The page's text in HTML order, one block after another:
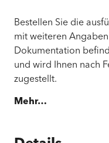
Bestellen Sie die
mit weiteren
Dokumentation
und wird Ihnen nach
zugestellt.
Mehr…